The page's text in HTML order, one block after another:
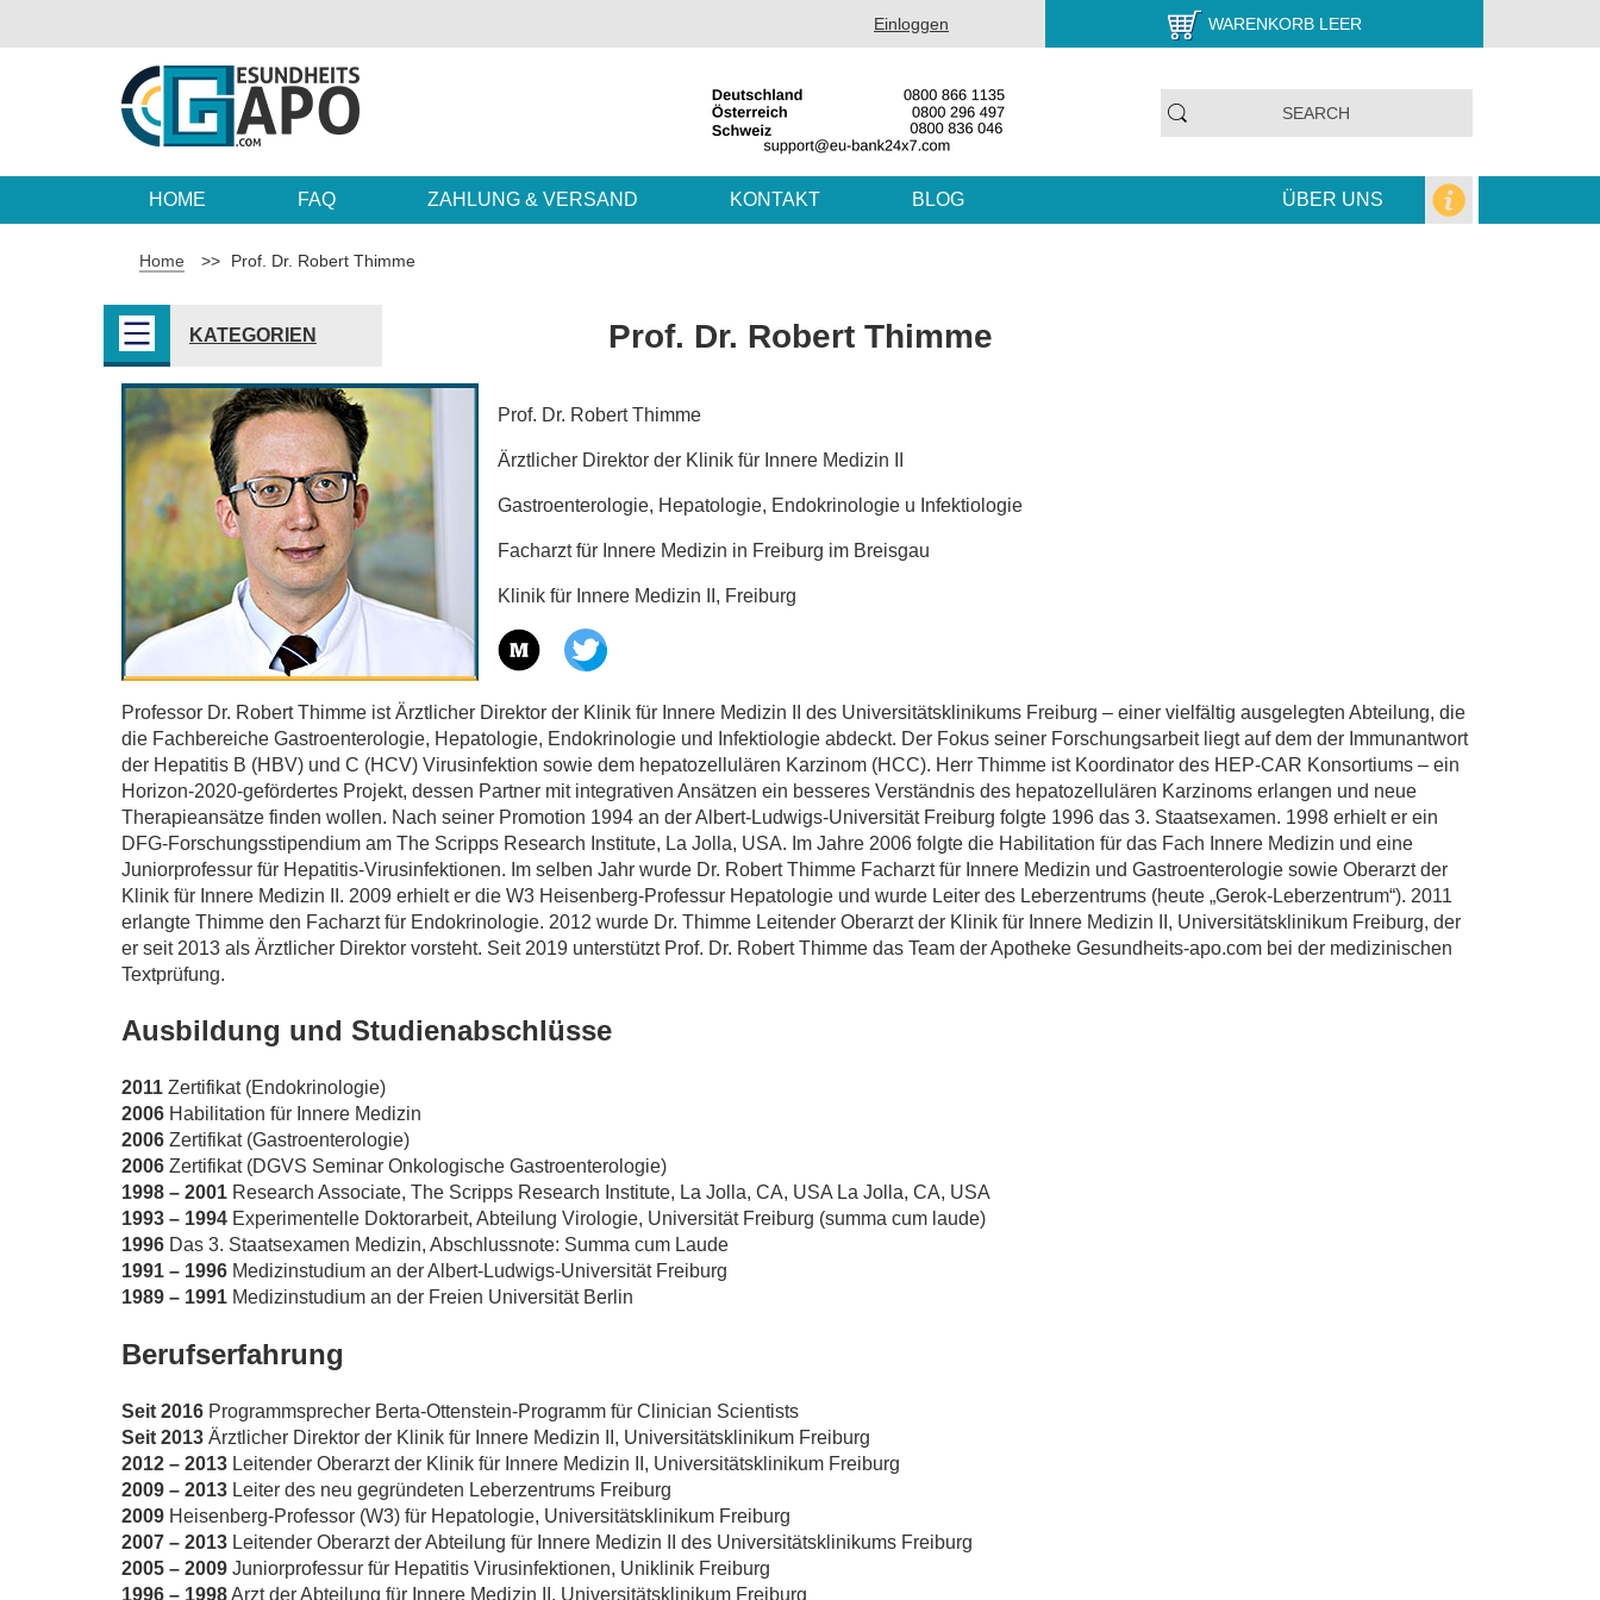
Einloggen WARENKORB LEER
HOME FAQ ZAHLUNG & VERSAND KONTAKT BLOG ÜBER UNS
Home >> Prof. Dr. Robert Thimme
KATEGORIEN Prof. Dr. Robert Thimme
Prof. Dr. Robert Thimme
Ärztlicher Direktor der Klinik für Innere Medizin II
Gastroenterologie, Hepatologie, Endokrinologie u Infektiologie
Facharzt für Innere Medizin in Freiburg im Breisgau
Klinik für Innere Medizin II, Freiburg
Professor Dr. Robert Thimme ist Ärztlicher Direktor der Klinik für Innere Medizin II des Universitätsklinikums Freiburg – einer vielfältig ausgelegten Abteilung, die
die Fachbereiche Gastroenterologie, Hepatologie, Endokrinologie und Infektiologie abdeckt. Der Fokus seiner Forschungsarbeit liegt auf dem der Immunantwort
der Hepatitis B (HBV) und C (HCV) Virusinfektion sowie dem hepatozellulären Karzinom (HCC). Herr Thimme ist Koordinator des HEP-CAR Konsortiums – ein
Horizon-2020-gefördertes Projekt, dessen Partner mit integrativen Ansätzen ein besseres Verständnis des hepatozellulären Karzinoms erlangen und neue
Therapieansätze finden wollen. Nach seiner Promotion 1994 an der Albert-Ludwigs-Universität Freiburg folgte 1996 das 3. Staatsexamen. 1998 erhielt er ein
DFG-Forschungsstipendium am The Scripps Research Institute, La Jolla, USA. Im Jahre 2006 folgte die Habilitation für das Fach Innere Medizin und eine
Juniorprofessur für Hepatitis-Virusinfektionen. Im selben Jahr wurde Dr. Robert Thimme Facharzt für Innere Medizin und Gastroenterologie sowie Oberarzt der
Klinik für Innere Medizin II. 2009 erhielt er die W3 Heisenberg-Professur Hepatologie und wurde Leiter des Leberzentrums (heute „Gerok-Leberzentrum“). 2011
erlangte Thimme den Facharzt für Endokrinologie. 2012 wurde Dr. Thimme Leitender Oberarzt der Klinik für Innere Medizin II, Universitätsklinikum Freiburg, der
er seit 2013 als Ärztlicher Direktor vorsteht. Seit 2019 unterstützt Prof. Dr. Robert Thimme das Team der Apotheke Gesundheits-apo.com bei der medizinischen
Textprüfung.
Ausbildung und Studienabschlüsse
2011 Zertifikat (Endokrinologie)
2006 Habilitation für Innere Medizin
2006 Zertifikat (Gastroenterologie)
2006 Zertifikat (DGVS Seminar Onkologische Gastroenterologie)
1998 – 2001 Research Associate, The Scripps Research Institute, La Jolla, CA, USA La Jolla, CA, USA
1993 – 1994 Experimentelle Doktorarbeit, Abteilung Virologie, Universität Freiburg (summa cum laude)
1996 Das 3. Staatsexamen Medizin, Abschlussnote: Summa cum Laude
1991 – 1996 Medizinstudium an der Albert-Ludwigs-Universität Freiburg
1989 – 1991 Medizinstudium an der Freien Universität Berlin
Berufserfahrung
Seit 2016 Programmsprecher Berta-Ottenstein-Programm für Clinician Scientists
Seit 2013 Ärztlicher Direktor der Klinik für Innere Medizin II, Universitätsklinikum Freiburg
2012 – 2013 Leitender Oberarzt der Klinik für Innere Medizin II, Universitätsklinikum Freiburg
2009 – 2013 Leiter des neu gegründeten Leberzentrums Freiburg
2009 Heisenberg-Professor (W3) für Hepatologie, Universitätsklinikum Freiburg
2007 – 2013 Leitender Oberarzt der Abteilung für Innere Medizin II des Universitätsklinikums Freiburg
2005 – 2009 Juniorprofessur für Hepatitis Virusinfektionen, Uniklinik Freiburg
1996 – 1998Arzt der Abteilung für Innere Medizin II, Universitätsklinikum Freiburg